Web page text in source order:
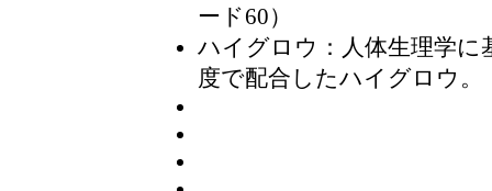
ード60）
ハイグロウ ：人体生理学
度で配合したハイグロウ。